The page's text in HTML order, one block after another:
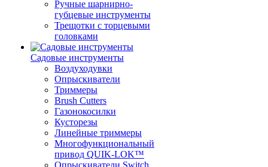
Ручные шарнирно-
губцевые инструменты
Трещотки с торцевыми
головками
Садовые инструменты
Воздуходувки
Опрыскиватели
Триммеры
Brush Cutters
Газонокосилки
Кусторезы
Линейные триммеры
Многофункциональный
привод QUIK-LOK™
Опрыскиватели Switch